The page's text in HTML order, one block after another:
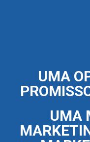
UMA
UMA